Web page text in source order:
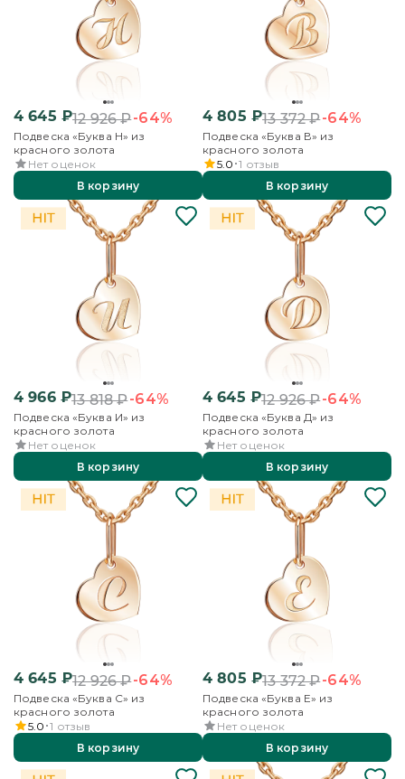
4 645 ₽12 926₽-64%
Подвеска «Буква Н» из
красного золота
Нет оценок
В корзину
4 805 ₽13 372₽-64%
Подвеска «Буква В» из
красного золота
5.0 1 отзыв
В корзину
4 966₽13 818₽-64%
Подвеска «Буква И» из
красного золота
Нет оценок
В корзину
4 645 ₽12 926₽-64%
Подвеска «Буква Д» из
красного золота
Нет оценок
В корзину
4 645 ₽12 926₽-64%
Подвеска «Буква С» из
красного золота
5.0 1 отзыв
В корзину
4 805 ₽13 372₽-64%
Подвеска «Буква Е» из
красного золота
Нет оценок
В корзину